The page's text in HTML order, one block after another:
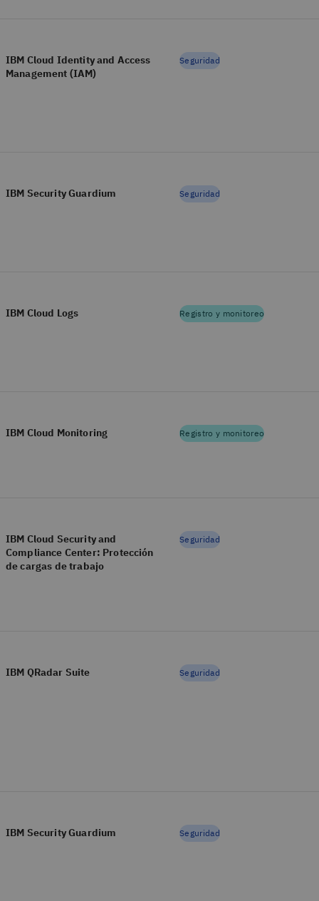
IBM Cloud Identity and Access
Management (IAM)
Seguridad
IBM Security Guardium Seguridad
IBM Cloud Logs Registro y monitoreo
IBM Cloud Monitoring Registro y monitoreo
IBM Cloud Security and
Compliance Center: Protección
de cargas de trabajo
Seguridad
IBM QRadar Suite Seguridad
IBM Security Guardium Seguridad